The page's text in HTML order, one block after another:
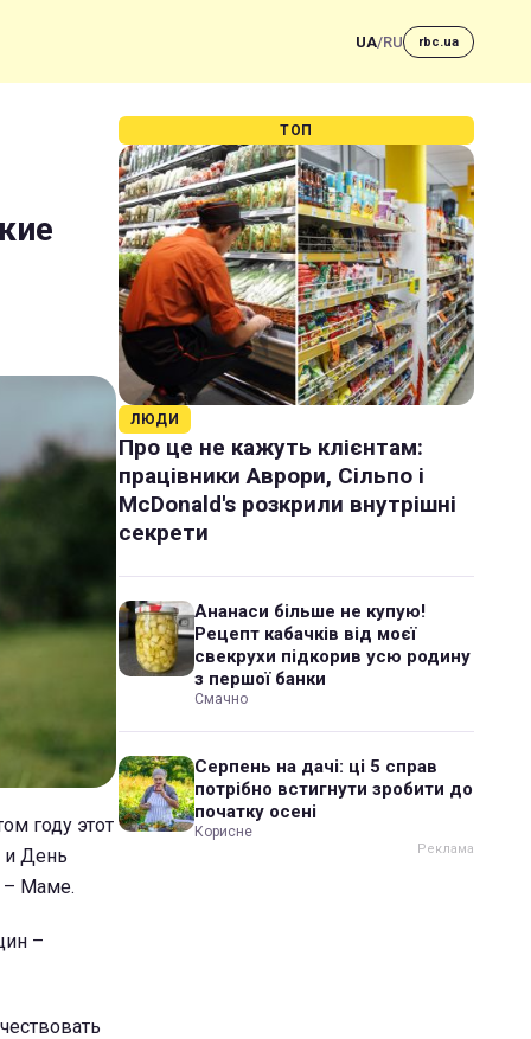
UA/RU rbc.ua
году этот
и День
– Маме.
–
ТОП
ЛЮДИ
Про це не кажуть клієнтам:
працівники Аврори, Сільпо і
McDonald's розкрили внутрішні
секрети
Ананаси більше не купую!
Рецепт кабачків від моєї
свекрухи підкорив усю родину
з першої банки
Смачно
Серпень на дачі: ці 5 справ
потрібно встигнути зробити до
початку осені
Корисне